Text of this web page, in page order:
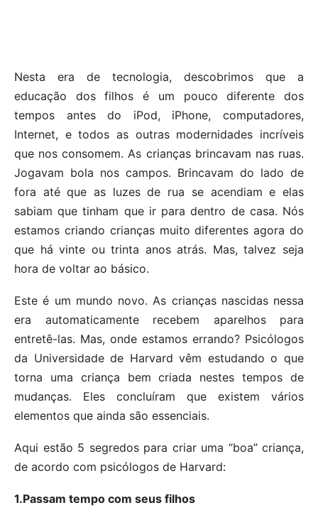
Nesta era de tecnologia, descobrimos que a
educação dos filhos é um pouco diferente dos
tempos antes do iPod, iPhone, computadores,
Internet, e todos as outras modernidades incríveis
que nos consomem. As crianças brincavam nas ruas.
Jogavam bola nos campos. Brincavam do lado de
fora até que as luzes de rua se acendiam e elas
sabiam que tinham que ir para dentro de casa. Nós
estamos criando crianças muito diferentes agora do
que há vinte ou trinta anos atrás. Mas, talvez seja
hora de voltar ao básico.
Este é um mundo novo. As crianças nascidas nessa
era automaticamente recebem aparelhos para
entretê-las. Mas, onde estamos errando? Psicólogos
da Universidade de Harvard vêm estudando o que
torna uma criança bem criada nestes tempos de
mudanças. Eles concluíram que existem vários
elementos que ainda são essenciais.
Aqui estão 5 segredos para criar uma “boa” criança,
de acordo com psicólogos de Harvard:
1.Passam tempo com seus filhos